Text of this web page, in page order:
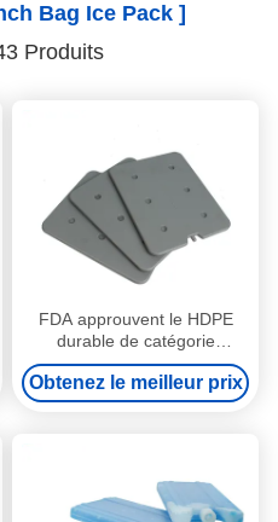
Bag Ice Pack ]
Produits
FDA approuvent le HDPE
durable de catégorie
comestible de paquets de
congélateur de vessie de
glace plate de gamelle
Obtenez le meilleur prix